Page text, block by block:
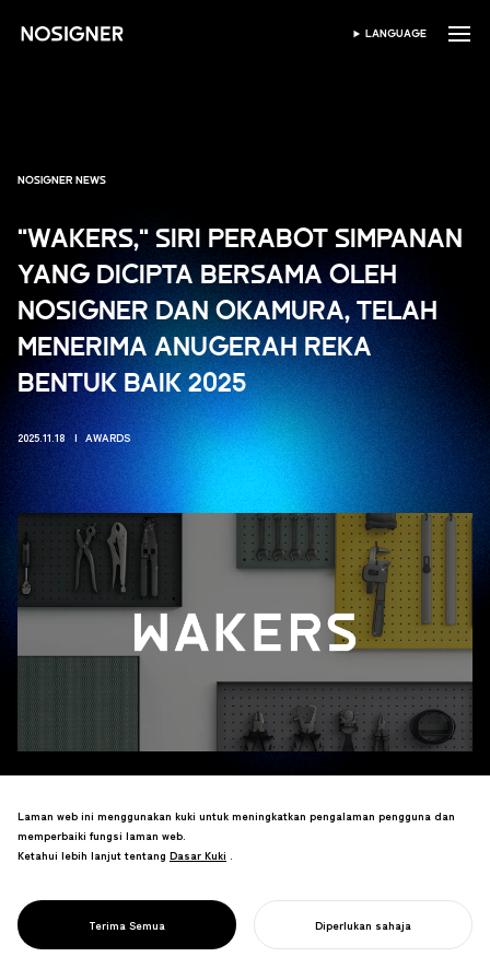
UTAMA PILIH BAHASA
LANGUAGE
NOSIGNER NEWS
"WAKERS," SIRI PERABOT SIMPANAN
YANG DICIPTA BERSAMA OLEH
NOSIGNER DAN OKAMURA, TELAH
MENERIMA ANUGERAH REKA
BENTUK BAIK 2025
2025.11.18 AWARDS
Direka untuk mempamerkan alat dan alat tulis seperti karya seni di dinding,
Dibangunkan dengan kerjasama ahli strategi reka bentuk Eisuke Tachikawa
Laman web ini menggunakan kuki untuk meningkatkan pengalaman pengguna dan
memperbaiki fungsi laman web.
Ketahui lebih lanjut tentang Dasar Kuki
Dasar Kuki .
Terima Semua Diperlukan sahaja